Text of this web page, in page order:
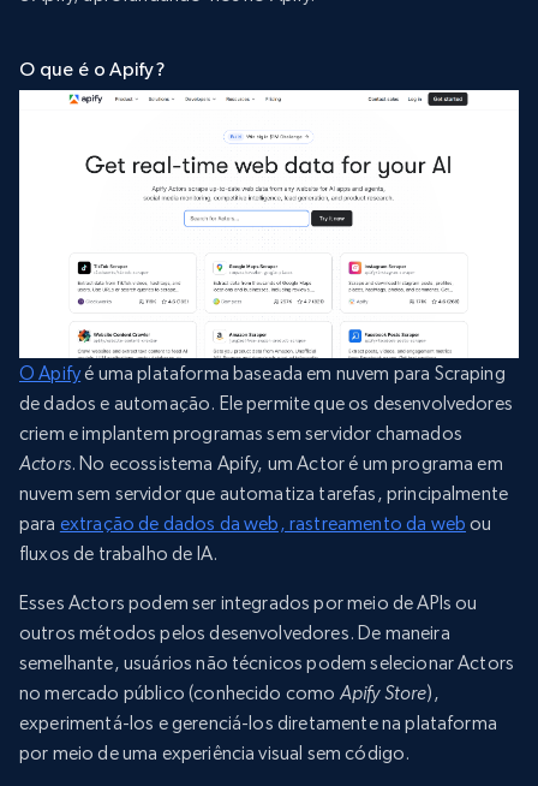
O que é o Apify?
O Apifyé uma plataforma baseada em nuvem para Scraping
de dados e automação. Ele permite que os desenvolvedores
criem e implantem programas sem servidor chamados
Actors. No ecossistema Apify, um Actor é um programa em
nuvem sem servidor que automatiza tarefas, principalmente
para extração de dados da web, rastreamento da web ou
fluxos de trabalho de IA.
Esses Actors podem ser integrados por meio de APIs ou
outros métodos pelos desenvolvedores. De maneira
semelhante, usuários não técnicos podem selecionar Actors
no mercado público (conhecido como Apify Store),
experimentá-los e gerenciá-los diretamente na plataforma
por meio de uma experiência visual sem código.